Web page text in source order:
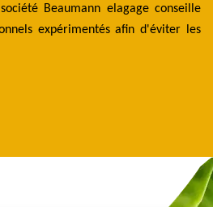
Beaumann elagage conseille
expérimentés afin d'éviter les